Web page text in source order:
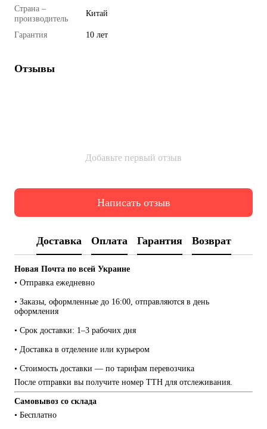
Страна –
производитель
Китай
Гарантия 10 лет
Отзывы
Добавьте первый отзыв
Написать отзыв
Доставка Оплата Гарантия Возврат
Новая Почта по всей Украине
• Отправка ежедневно
• Заказы, оформленные до 16:00, отправляются в день
оформления
• Срок доставки: 1–3 рабочих дня
• Доставка в отделение или курьером
• Стоимость доставки — по тарифам перевозчика
После отправки вы получите номер ТТН для отслеживания.
Самовывоз со склада
• Бесплатно